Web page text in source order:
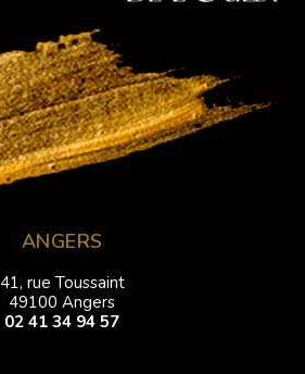
ANGERS
41, rue Toussaint
49100 Angers
02 41 34 94 57